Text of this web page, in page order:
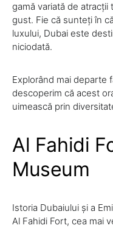
gamă variată de
gust. Fie că sunteți în
luxului, Dubai este
niciodată.
Explorând mai departe
descoperim că acest
uimească prin
Al Fahidi
Museum
Istoria Dubaiului și a
Al Fahidi Fort, cea mai